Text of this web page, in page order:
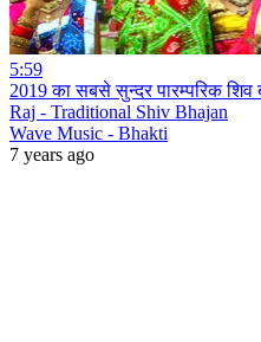
5:59
2019 का सबसे सुन्दर पारम्परिक शिव
Raj - Traditional Shiv Bhajan
Wave Music - Bhakti
7 years ago